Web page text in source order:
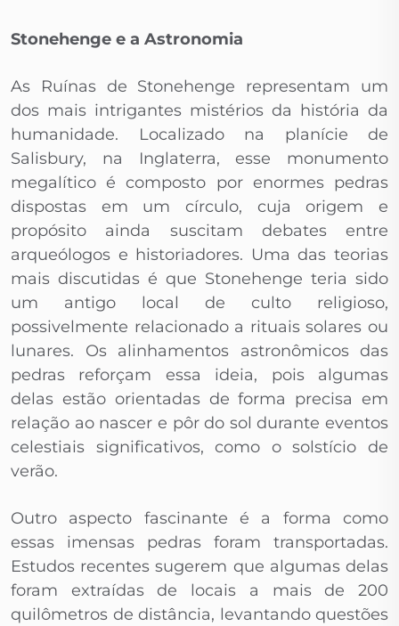
Stonehenge e a Astronomia
As Ruínas de Stonehenge representam um
dos mais intrigantes mistérios da história da
humanidade. Localizado na planície de
Salisbury, na Inglaterra, esse monumento
megalítico é composto por enormes pedras
dispostas em um círculo, cuja origem e
propósito ainda suscitam debates entre
arqueólogos e historiadores. Uma das teorias
mais discutidas é que Stonehenge teria sido
um antigo local de culto religioso,
possivelmente relacionado a rituais solares ou
lunares. Os alinhamentos astronômicos das
pedras reforçam essa ideia, pois algumas
delas estão orientadas de forma precisa em
relação ao nascer e pôr do sol durante eventos
celestiais significativos, como o solstício de
verão.
Outro aspecto fascinante é a forma como
essas imensas pedras foram transportadas.
Estudos recentes sugerem que algumas delas
foram extraídas de locais a mais de 200
quilômetros de distância, levantando questões